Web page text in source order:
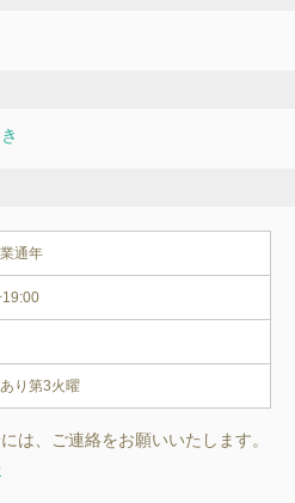
り第3火曜
は、ご連絡をお願いいたします。